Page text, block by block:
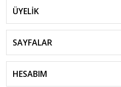
ÜYELİK
SAYFALAR
HESABIM